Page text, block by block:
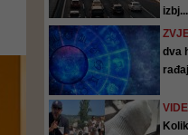
izbj...
dva